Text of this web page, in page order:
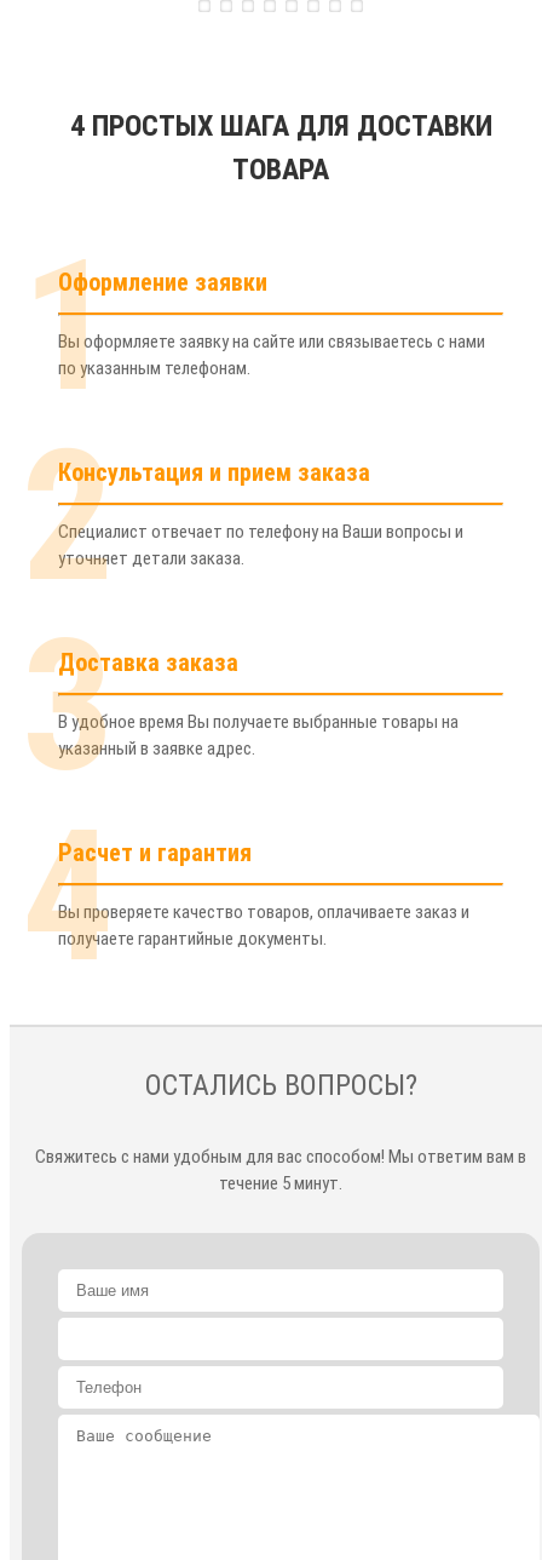
4 ПРОСТЫХ ШАГА ДЛЯ ДОСТАВКИ
ТОВАРА
1
Оформление заявки
Вы оформляете заявку на сайте или связываетесь с нами
по указанным телефонам.
2
Консультация и прием заказа
Специалист отвечает по телефону на Ваши вопросы и
уточняет детали заказа.
3
Доставка заказа
В удобное время Вы получаете выбранные товары на
указанный в заявке адрес.
4
Расчет и гарантия
Вы проверяете качество товаров, оплачиваете заказ и
получаете гарантийные документы.
ОСТАЛИСЬ ВОПРОСЫ?
Свяжитесь с нами удобным для вас способом! Мы ответим вам в
течение 5 минут.